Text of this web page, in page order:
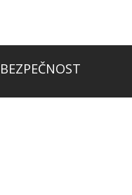
BEZPEČNOST